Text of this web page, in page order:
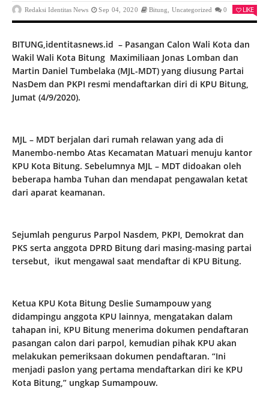
Redaksi Identitas News Sep 04, 2020 Bitung Uncategorized 0 LIKE
BITUNG,identitasnews.id – Pasangan Calon Wali Kota dan
Wakil Wali Kota Bitung Maximiliaan Jonas Lomban dan
Martin Daniel Tumbelaka (MJL-MDT) yang diusung Partai
NasDem dan PKPI resmi mendaftarkan diri di KPU Bitung,
Jumat (4/9/2020).
MJL – MDT berjalan dari rumah relawan yang ada di
Manembo-nembo Atas Kecamatan Matuari menuju kantor
KPU Kota Bitung. Sebelumnya MJL – MDT didoakan oleh
beberapa hamba Tuhan dan mendapat pengawalan ketat
dari aparat keamanan.
Sejumlah pengurus Parpol Nasdem, PKPI, Demokrat dan
PKS serta anggota DPRD Bitung dari masing-masing partai
tersebut, ikut mengawal saat mendaftar di KPU Bitung.
Ketua KPU Kota Bitung Deslie Sumampouw yang
didampingu anggota KPU lainnya, mengatakan dalam
tahapan ini, KPU Bitung menerima dokumen pendaftaran
pasangan calon dari parpol, kemudian pihak KPU akan
melakukan pemeriksaan dokumen pendaftaran. “Ini
menjadi paslon yang pertama mendaftarkan diri ke KPU
Kota Bitung,” ungkap Sumampouw.